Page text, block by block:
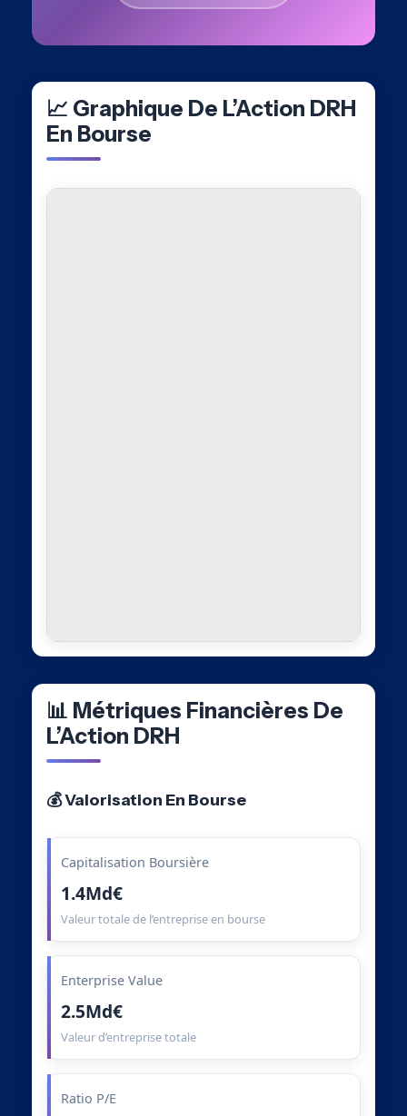
📈 Graphique De L’Action DRH
En Bourse
📊 Métriques Financières De
L’Action DRH
💰 Valorisation En Bourse
Capitalisation Boursière
1.4Md€
Valeur totale de l’entreprise en bourse
Enterprise Value
2.5Md€
Valeur d’entreprise totale
Ratio P/E